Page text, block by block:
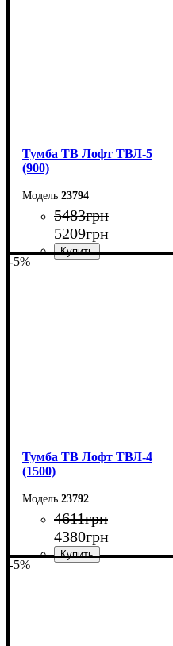
Тумба ТВ Лофт ТВЛ-5
(900)
23794
5483грн
5209грн
-5%
Тумба ТВ Лофт ТВЛ-4
(1500)
23792
4611грн
4380грн
-5%